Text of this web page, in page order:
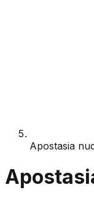
Apostasia